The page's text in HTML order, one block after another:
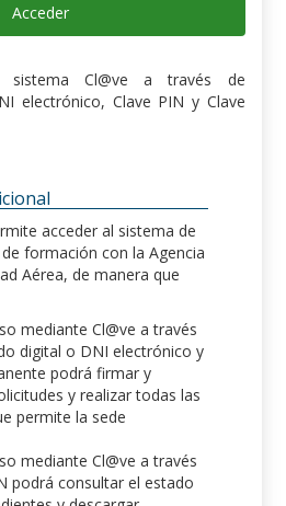
Acceder
sistema Cl@ve a través de
electrónico, Clave PIN y Clave
acceder al sistema de
formación con la Agencia
Aérea, de manera que
mediante Cl@ve a través
digital o DNI electrónico y
podrá firmar y
y realizar todas las
permite la sede
mediante Cl@ve a través
podrá consultar el estado